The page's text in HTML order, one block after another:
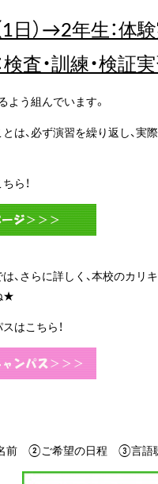
1日）→2年生：体
査・訓練・検証実
よう組んでいます。
は、必ず演習を繰り返し、
ら！
、さらに詳しく、本校のカリ
★
はこちら！
②ご希望の日程 ③言語聴